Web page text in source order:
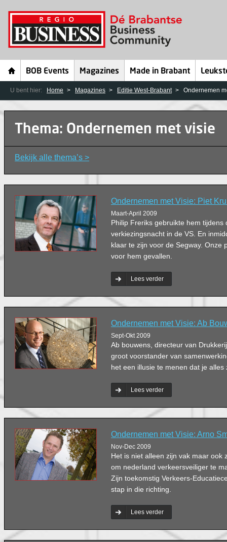
BOB Events Magazines Made in Brabant
U bent hier: Home Magazines Editie West-Brabant Ondernemen
Thema: Ondernemen met visie
Bekijk alle thema’s >
Ondernemen met Visie: Piet
Maart-April 2009
Philip Freriks gebruikte hem tijdens
verkiezingsnacht in de VS. En
klaar te zijn voor de Segway. Onze
voor hem gevallen.
Lees verder
Ondernemen met Visie: Ab
Sept-Okt 2009
Ab bouwens, directeur van
groot voorstander van
het een illusie te menen dat je alles
Lees verder
Ondernemen met Visie: Arno
Nov-Dec 2009
Het is niet alleen zijn vak maar ook
om nederland verkeersveiliger te
Zijn toekomstig Verkeers-
stap in die richting.
Lees verder